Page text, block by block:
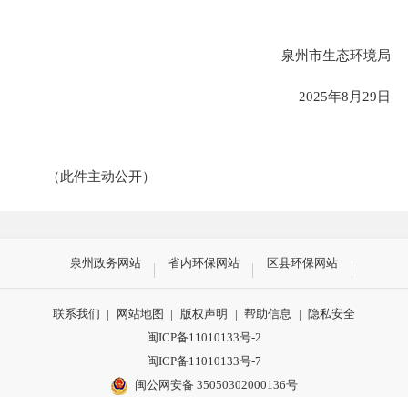
泉州市生态环境局
2025年8 月 29日
（此件主动公开）
泉州政务网站 省内环保网站 区县环保网站
联系我们 | 网站地图 | 版权声明 | 帮助信息 | 隐私安全
闽ICP备11010133号-2
闽ICP备11010133号-7
闽公网安备 35050302000136号